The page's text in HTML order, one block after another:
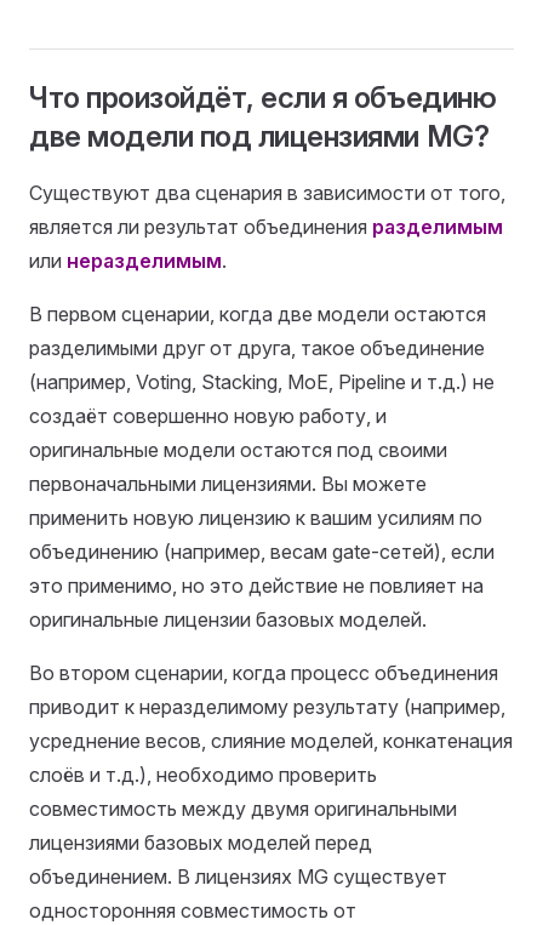
Что произойдёт, если я объединю
две модели под лицензиями MG?
Существуют два сценария в зависимости от того,
является ли результат объединения разделимым
или неразделимым.
В первом сценарии, когда две модели остаются
разделимыми друг от друга, такое объединение
(например, Voting, Stacking, MoE, Pipeline и т.д.) не
создаёт совершенно новую работу, и
оригинальные модели остаются под своими
первоначальными лицензиями. Вы можете
применить новую лицензию к вашим усилиям по
объединению (например, весам gate-сетей), если
это применимо, но это действие не повлияет на
оригинальные лицензии базовых моделей.
Во втором сценарии, когда процесс объединения
приводит к неразделимому результату (например,
усреднение весов, слияние моделей, конкатенация
слоёв и т.д.), необходимо проверить
совместимость между двумя оригинальными
лицензиями базовых моделей перед
объединением. В лицензиях MG существует
односторонняя совместимость от